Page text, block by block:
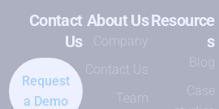
Resource
s
Blog
Case
About Us
Company
Contact Us
Team
Contact
Us
Request
a Demo